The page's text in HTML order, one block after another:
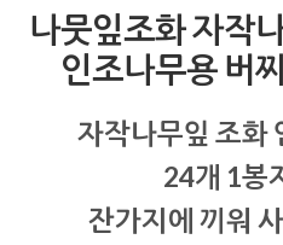
나뭇잎조화 자작
인조나무용 버
자작나무잎 조화
24개 1봉
잔가지에 끼워